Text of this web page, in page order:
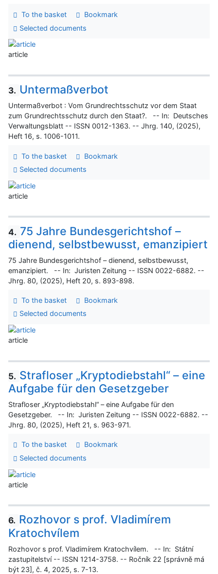
To the basket
Bookmark
Selected documents
article
3. Untermaßverbot
Untermaßverbot : Vom Grundrechtsschutz vor dem Staat
zum Grundrechtsschutz durch den Staat?. -- In: Deutsches
Verwaltungsblatt -- ISSN 0012-1363. -- Jhrg. 140, (2025),
Heft 16, s. 1006-1011.
To the basket
Bookmark
Selected documents
article
4. 75 Jahre Bundesgerichtshof –
dienend, selbstbewusst, emanzipiert
75 Jahre Bundesgerichtshof – dienend, selbstbewusst,
emanzipiert. -- In: Juristen Zeitung -- ISSN 0022-6882. --
Jhrg. 80, (2025), Heft 20, s. 893-898.
To the basket
Bookmark
Selected documents
article
5. Strafloser „Kryptodiebstahl“ – eine
Aufgabe für den Gesetzgeber
Strafloser „Kryptodiebstahl“ – eine Aufgabe für den
Gesetzgeber. -- In: Juristen Zeitung -- ISSN 0022-6882. --
Jhrg. 80, (2025), Heft 21, s. 963-971.
To the basket
Bookmark
Selected documents
article
6. Rozhovor s prof. Vladimírem
Kratochvílem
Rozhovor s prof. Vladimírem Kratochvílem. -- In: Státní
zastupitelství -- ISSN 1214-3758. -- Ročník 22 [správně má
být 23], č. 4, 2025, s. 7-13.